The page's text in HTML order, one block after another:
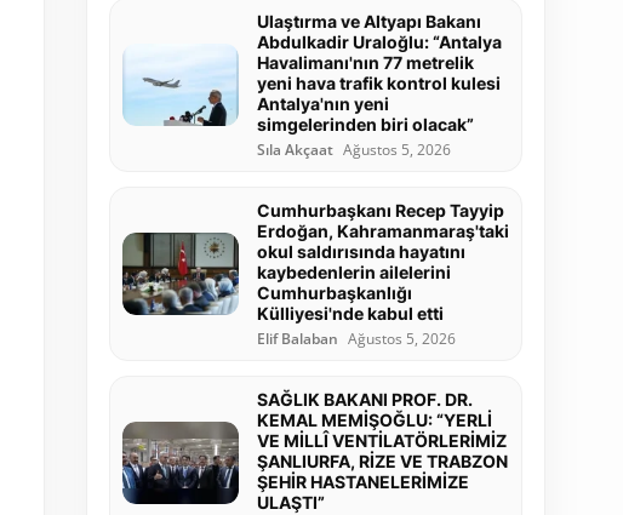
Ulaştırma ve Altyapı Bakanı
Abdulkadir Uraloğlu: “Antalya
Havalimanı'nın 77 metrelik
yeni hava trafik kontrol kulesi
Antalya'nın yeni
simgelerinden biri olacak”
Sıla Akçaat Ağustos 5, 2026
Cumhurbaşkanı Recep Tayyip
Erdoğan, Kahramanmaraş'taki
okul saldırısında hayatını
kaybedenlerin ailelerini
Cumhurbaşkanlığı
Külliyesi'nde kabul etti
Elif Balaban Ağustos 5, 2026
SAĞLIK BAKANI PROF. DR.
KEMAL MEMİŞOĞLU: “YERLİ
VE MİLLÎ VENTİLATÖRLERİMİZ
ŞANLIURFA, RİZE VE TRABZON
ŞEHİR HASTANELERİMİZE
ULAŞTI”